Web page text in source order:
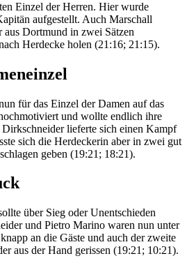
Einzel der Herren. Hier wurde
aufgestellt. Auch Marschall
aus Dortmund in zwei Sätzen
Herdecke holen (21:16; 21:15).
für das Einzel der Damen auf das
und wollte endlich ihre
Dirkschneider lieferte sich einen Kampf
sich die Herdeckerin aber in zwei gut
geben (19:21; 18:21).
über Sieg oder Unentschieden
und Pietro Marino waren nun unter
an die Gäste und auch der zweite
aus der Hand gerissen (19:21; 10:21).